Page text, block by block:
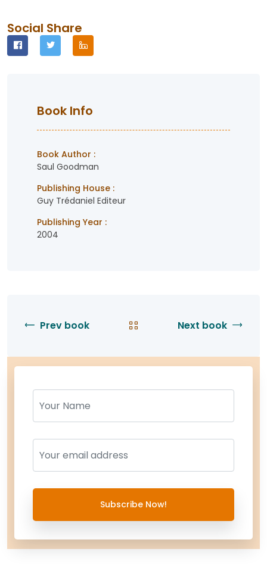
Social Share
Book Info
Book Author :
Saul Goodman
Publishing House :
Guy Trédaniel Editeur
Publishing Year :
2004
Prev book Next book
Name
Name
Subscribe Now!